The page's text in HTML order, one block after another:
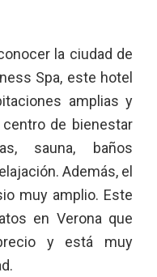
la ciudad de
Spa, este hotel
amplias y
de bienestar
sauna, baños
Además, el
muy amplio. Este
en Verona que
y está muy